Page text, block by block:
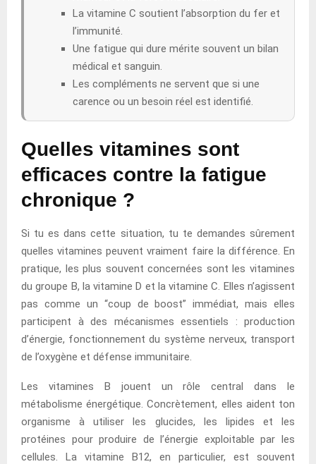
La vitamine C soutient l’absorption du fer et
l’immunité.
Une fatigue qui dure mérite souvent un bilan
médical et sanguin.
Les compléments ne servent que si une
carence ou un besoin réel est identifié.
Quelles vitamines sont
efficaces contre la fatigue
chronique ?
Si tu es dans cette situation, tu te demandes sûrement
quelles vitamines peuvent vraiment faire la différence. En
pratique, les plus souvent concernées sont les vitamines
du groupe B, la vitamine D et la vitamine C. Elles n’agissent
pas comme un “coup de boost” immédiat, mais elles
participent à des mécanismes essentiels : production
d’énergie, fonctionnement du système nerveux, transport
de l’oxygène et défense immunitaire.
Les vitamines B jouent un rôle central dans le
métabolisme énergétique. Concrètement, elles aident ton
organisme à utiliser les glucides, les lipides et les
protéines pour produire de l’énergie exploitable par les
cellules. La vitamine B12, en particulier, est souvent